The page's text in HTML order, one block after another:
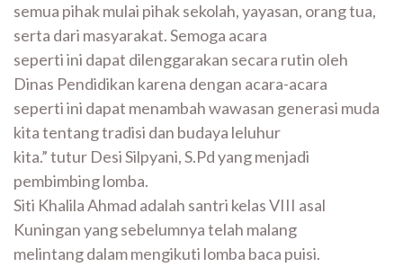
semua pihak mulai pihak sekolah, yayasan, orang tua,
serta dari masyarakat. Semoga acara
seperti ini dapat dilenggarakan secara rutin oleh
Dinas Pendidikan karena dengan acara-acara
seperti ini dapat menambah wawasan generasi muda
kita tentang tradisi dan budaya leluhur
kita.” tutur Desi Silpyani, S.Pd yang menjadi
pembimbing lomba.
Siti Khalila Ahmad adalah santri kelas VIII asal
Kuningan yang sebelumnya telah malang
melintang dalam mengikuti lomba baca puisi.